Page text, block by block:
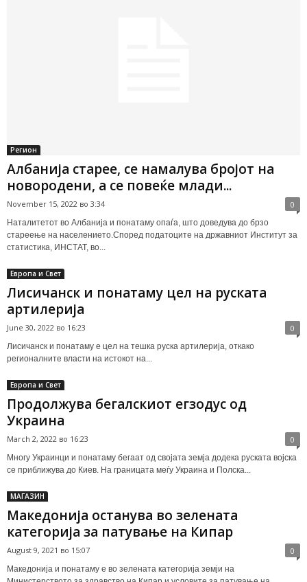
Регион
Албанија старее, се намалува бројот на
новородени, а се повеќе млади...
November 15, 2022 во 3:34 0
Наталитетот во Албанија и понатаму опаѓа, што доведува до брзо
стареење на населението.Според податоците на државниот Институт за
статистика, ИНСТАТ, во...
Европа и Свет
Лисичанск и понатаму цел на руската
артилерија
June 30, 2022 во 16:23 0
Лисичанск и понатаму е цел на тешка руска артилерија, откако
регионалните власти на истокот на...
Европа и Свет
Продолжува бегалскиот егзодус од
Украина
March 2, 2022 во 16:23 0
Многу Украинци и понатаму бегаат од својата земја додека руската војска
се приближува до Киев. На границата меѓу Украина и Полска...
МАГАЗИН
Македонија останува во зелената
категорија за патување на Кипар
August 9, 2021 во 15:07 0
Македонија и понатаму е во зелената категорија земји на